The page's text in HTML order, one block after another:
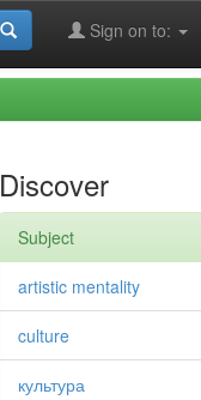
Sign on to:
Discover
Subject
artistic mentality
culture
культура